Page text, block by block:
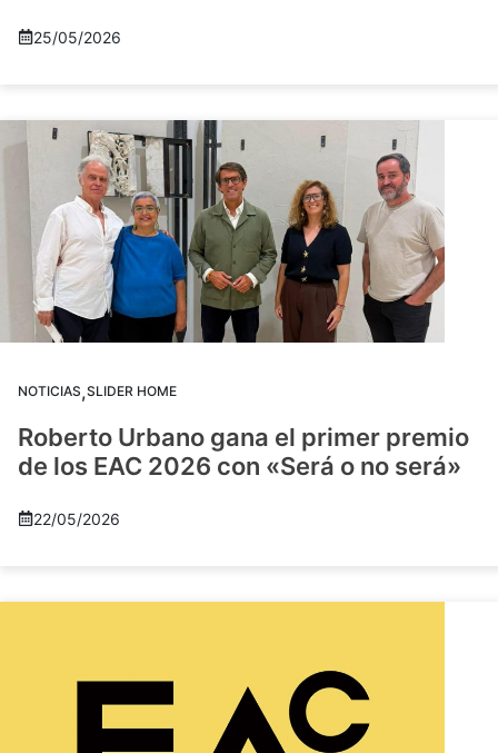
25/05/2026
NOTICIAS,SLIDER HOME
Roberto Urbano gana el primer premio
de los EAC 2026 con «Será o no será»
22/05/2026